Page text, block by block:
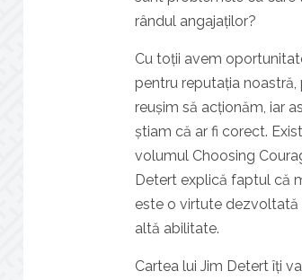
rândul angajaților?
Cu toții avem
pentru reputația noastră,
reușim să acționăm, iar
știam că ar fi corect.
volumul Choosing
Detert explică faptul că
este o virtute dezvoltată
altă abilitate.
Cartea lui Jim Detert îți